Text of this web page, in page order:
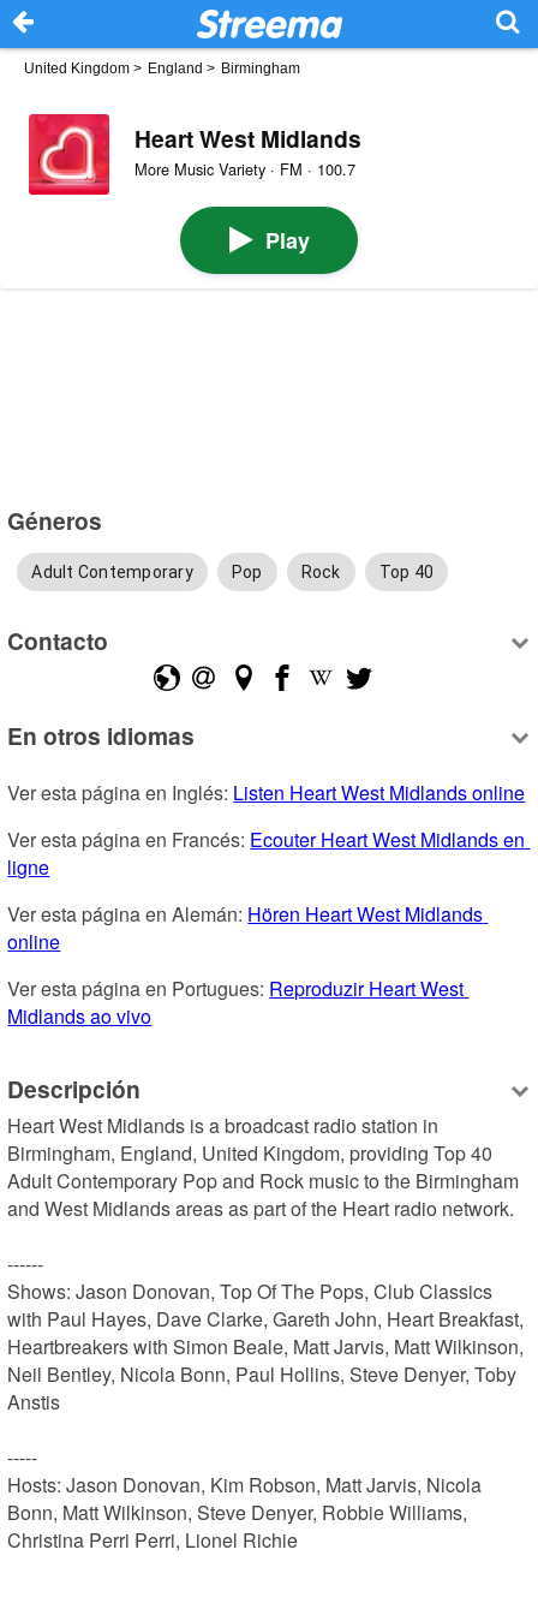
United Kingdom > England > Birmingham
Heart West Midlands
More Music Variety · FM · 100.7
Play
Géneros
Adult Contemporary Pop Rock Top 40
Contacto
En otros idiomas
Ver esta página en Inglés: Listen Heart West Midlands online
Ver esta página en Francés: Ecouter Heart West Midlands en
ligne
Ver esta página en Alemán: Hören Heart West Midlands
online
Ver esta página en Portugues: Reproduzir Heart West
Midlands ao vivo
Descripción
Heart West Midlands is a broadcast radio station in
Birmingham, England, United Kingdom, providing Top 40
Adult Contemporary Pop and Rock music to the Birmingham
and West Midlands areas as part of the Heart radio network.
------
Shows: Jason Donovan, Top Of The Pops, Club Classics
with Paul Hayes, Dave Clarke, Gareth John, Heart Breakfast,
Heartbreakers with Simon Beale, Matt Jarvis, Matt Wilkinson,
Neil Bentley, Nicola Bonn, Paul Hollins, Steve Denyer, Toby
Anstis
-----
Hosts: Jason Donovan, Kim Robson, Matt Jarvis, Nicola
Bonn, Matt Wilkinson, Steve Denyer, Robbie Williams,
Christina Perri Perri, Lionel Richie